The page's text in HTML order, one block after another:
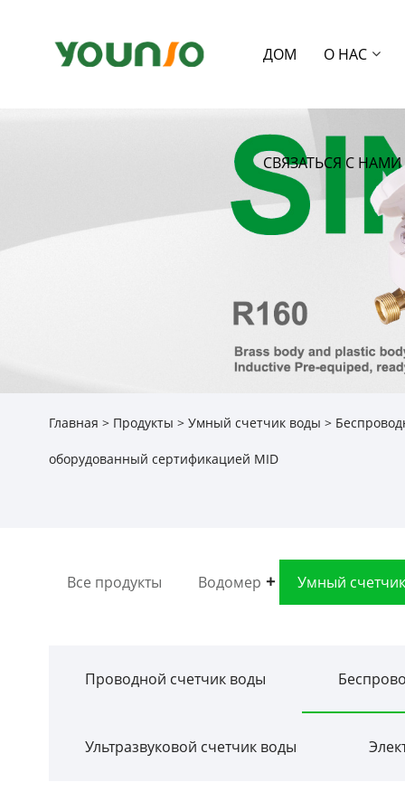
ДОМ О НАС
СВЯЗАТЬСЯ С НАМИ
Главная > Продукты > Умный счетчик воды >
оборудованный сертификацией MID
Все продукты Водомер Умный
Проводной счетчик воды
Ультразвуковой счетчик воды